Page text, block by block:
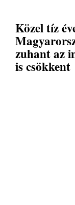
Közel tíz
zuhant az
is csökkent